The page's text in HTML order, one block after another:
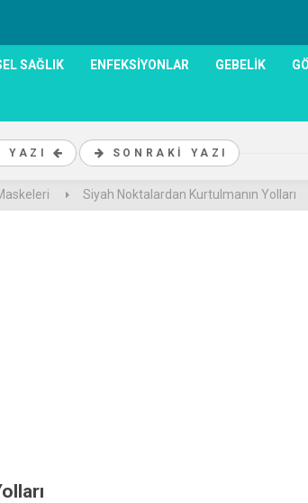
SAĞLIK ENFEKSIYONLAR GEBELIK
YAZI SONRAKI YAZI
Siyah Noktalardan Kurtulmanın Yolları